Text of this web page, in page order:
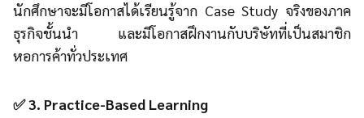
นักศึกษาจะมีโอกาสได้เรียนรู้จาก Case Study จริงของภาค
ธุรกิจชั้นนำ และมีโอกาสฝึกงานกับบริษัทที่เป็นสมาชิก
หอการค้าทั่วประเทศ
✅ 3. Practice-Based Learning